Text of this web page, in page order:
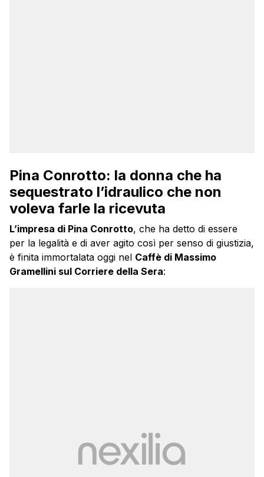
Pina Conrotto: la donna che ha
sequestrato l’idraulico che non
voleva farle la ricevuta
L’impresa di Pina Conrotto, che ha detto di essere
per la legalità e di aver agito così per senso di giustizia,
è finita immortalata oggi nel Caffè di Massimo
Gramellini sul Corriere della Sera: